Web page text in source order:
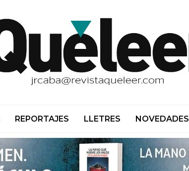
REPORTAJES LLETRES NOVEDADES